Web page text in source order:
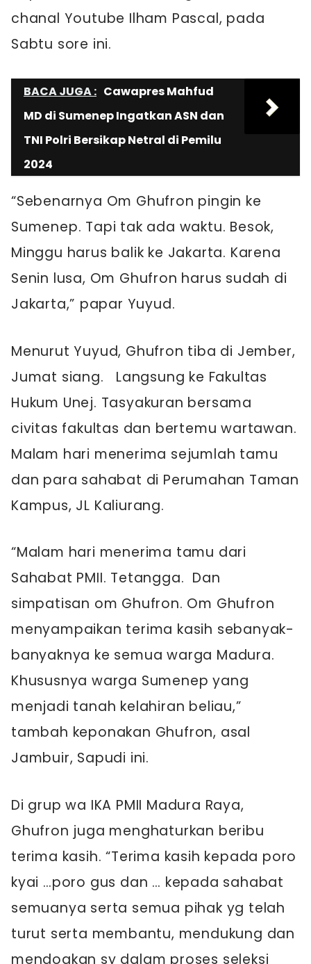
chanal Youtube Ilham Pascal, pada
Sabtu sore ini.
BACA JUGA : Cawapres Mahfud
MD di Sumenep Ingatkan ASN dan
TNI Polri Bersikap Netral di Pemilu
2024
“Sebenarnya Om Ghufron pingin ke
Sumenep. Tapi tak ada waktu. Besok,
Minggu harus balik ke Jakarta. Karena
Senin lusa, Om Ghufron harus sudah di
Jakarta,” papar Yuyud.
Menurut Yuyud, Ghufron tiba di Jember,
Jumat siang. Langsung ke Fakultas
Hukum Unej. Tasyakuran bersama
civitas fakultas dan bertemu wartawan.
Malam hari menerima sejumlah tamu
dan para sahabat di Perumahan Taman
Kampus, JL Kaliurang.
“Malam hari menerima tamu dari
Sahabat PMII. Tetangga. Dan
simpatisan om Ghufron. Om Ghufron
menyampaikan terima kasih sebanyak-
banyaknya ke semua warga Madura.
Khususnya warga Sumenep yang
menjadi tanah kelahiran beliau,”
tambah keponakan Ghufron, asal
Jambuir, Sapudi ini.
Di grup wa IKA PMII Madura Raya,
Ghufron juga menghaturkan beribu
terima kasih. “Terima kasih kepada poro
kyai …poro gus dan … kepada sahabat
semuanya serta semua pihak yg telah
turut serta membantu, mendukung dan
mendoakan sy dalam proses seleksi